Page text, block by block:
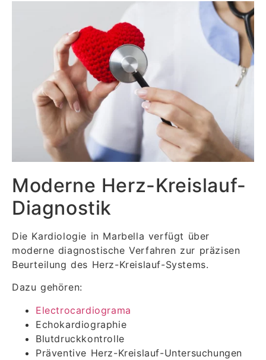
Moderne Herz-Kreislauf-
Diagnostik
Die Kardiologie in Marbella verfügt über
moderne diagnostische Verfahren zur präzisen
Beurteilung des Herz-Kreislauf-Systems.
Dazu gehören:
Electrocardiograma
Echokardiographie
Blutdruckkontrolle
Präventive Herz-Kreislauf-Untersuchungen